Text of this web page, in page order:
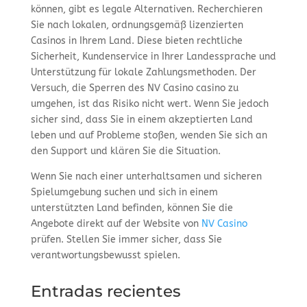
können, gibt es legale Alternativen. Recherchieren
Sie nach lokalen, ordnungsgemäß lizenzierten
Casinos in Ihrem Land. Diese bieten rechtliche
Sicherheit, Kundenservice in Ihrer Landessprache und
Unterstützung für lokale Zahlungsmethoden. Der
Versuch, die Sperren des NV Casino casino zu
umgehen, ist das Risiko nicht wert. Wenn Sie jedoch
sicher sind, dass Sie in einem akzeptierten Land
leben und auf Probleme stoßen, wenden Sie sich an
den Support und klären Sie die Situation.
Wenn Sie nach einer unterhaltsamen und sicheren
Spielumgebung suchen und sich in einem
unterstützten Land befinden, können Sie die
Angebote direkt auf der Website von NV Casino
prüfen. Stellen Sie immer sicher, dass Sie
verantwortungsbewusst spielen.
Entradas recientes